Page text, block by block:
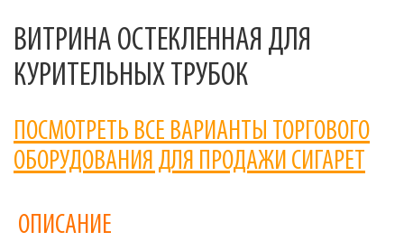
ВИТРИНА ОСТЕКЛЕННАЯ ДЛЯ
КУРИТЕЛЬНЫХ ТРУБОК
ПОСМОТРЕТЬ ВСЕ ВАРИАНТЫ ТОРГОВОГО
ОБОРУДОВАНИЯ ДЛЯ ПРОДАЖИ СИГАРЕТ
ОПИСАНИЕ